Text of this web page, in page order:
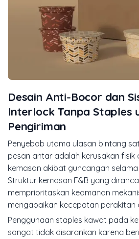
Desain Anti-Bocor dan
Interlock Tanpa Staples
Pengiriman
Penyebab utama ulasan bintang
pesan antar adalah kerusakan fisik
kemasan akibat guncangan selama
Struktur kemasan F&B yang
memprioritaskan keamanan
mengabaikan kecepatan perakitan
Penggunaan staples kawat pada
sangat tidak disarankan karena